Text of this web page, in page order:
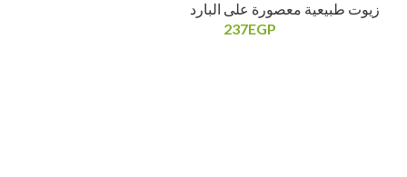
زيوت طبيعية معصورة على البارد
237EGP